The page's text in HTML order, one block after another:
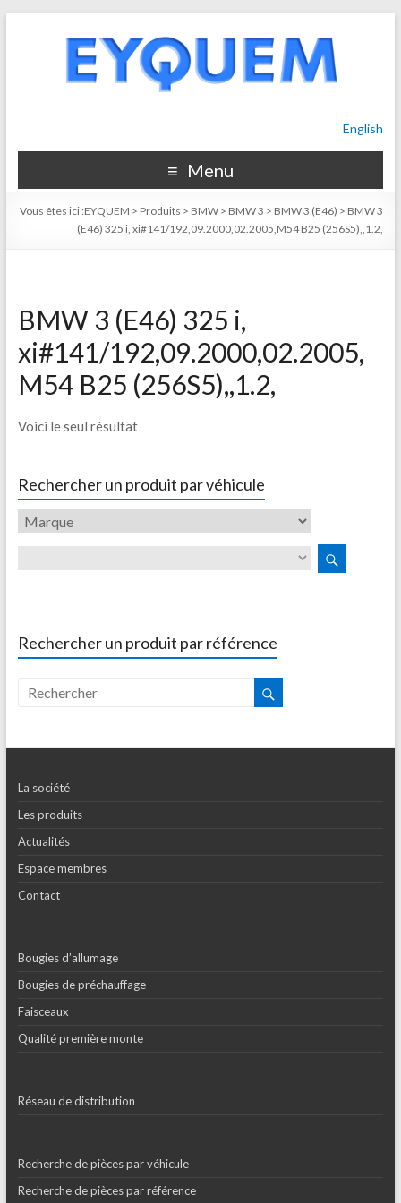
English
Menu
Vous êtes ici :EYQUEM > Produits > BMW > BMW 3 > BMW 3 (E46) > BMW 3
(E46) 325 i, xi#141/192,09.2000,02.2005,M54 B25 (256S5),,1.2,
BMW 3 (E46) 325 i,
xi#141/192,09.2000,02.2005,
M54 B25 (256S5),,1.2,
Voici le seul résultat
Rechercher un produit par véhicule
Rechercher un produit par référence
La société
Les produits
Actualités
Espace membres
Contact
Bougies d’allumage
Bougies de préchauffage
Faisceaux
Qualité première monte
Réseau de distribution
Recherche de pièces par véhicule
Recherche de pièces par référence